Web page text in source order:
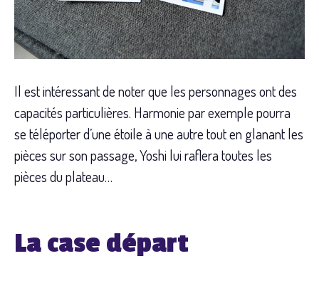
Il est intéressant de noter que les personnages ont des
capacités particulières. Harmonie par exemple pourra
se téléporter d’une étoile à une autre tout en glanant les
pièces sur son passage, Yoshi lui raflera toutes les
pièces du plateau…
La case départ